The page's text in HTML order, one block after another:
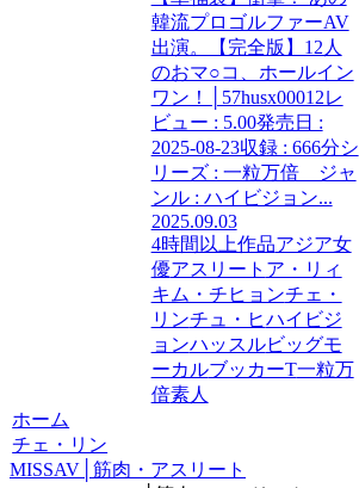
韓流プロゴルファーAV
出演。【完全版】12人
のおマ○コ、ホールイン
ワン！│57husx00012レ
ビュー : 5.00発売日 :
2025-08-23収録 : 666分シ
リーズ : 一粒万倍 ジャ
ンル : ハイビジョン...
2025.09.03
4時間以上作品アジア女
優アスリート ア・リィ
キム・チヒョンチェ・
リンチュ・ヒハイビジ
ョンハッスルビッグモ
ーカルブッカーT一粒万
倍素人
ホーム
チェ・リン
MISSAV│筋肉・アスリート